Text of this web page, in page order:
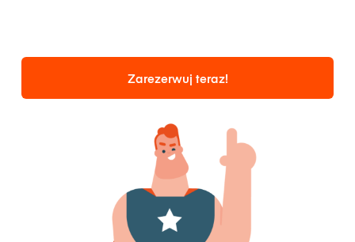
Zarezerwuj teraz!